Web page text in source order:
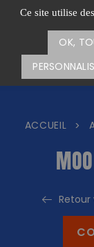
Ce site utilise
OK,
Passer
ACCUEIL >
Retour